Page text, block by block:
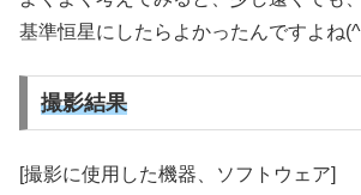
基準恒星にしたらよかったんですよね
撮影結果
[撮影に使用した機器、ソフトウェア]